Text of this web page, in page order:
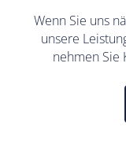
Wenn Sie uns
unsere
nehmen Sie